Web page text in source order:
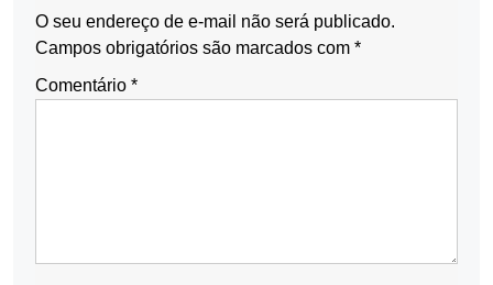
O seu endereço de e-mail não será publicado.
Campos obrigatórios são marcados com *
Comentário *